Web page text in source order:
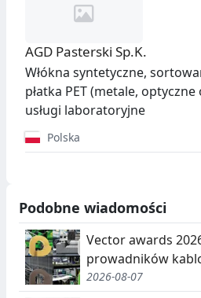
AGD Pasterski Sp.K.
Włókna syntetyczne,
płatka PET (metale,
usługi laboratoryjne
Polska
Podobne wiadomości
Vector awards
prowadników
2026-08-07